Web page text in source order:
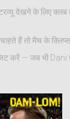
देखने के लिए
हैं तो मैच के क्लिप्स
करें — जब भी Dani